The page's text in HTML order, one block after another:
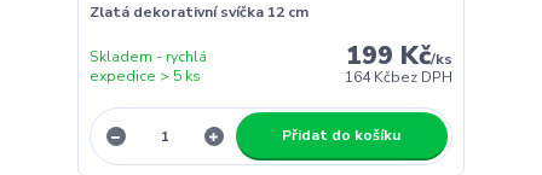
Zlatá dekorativní svíčka 12 cm
199 Kč/ks
164 Kčbez DPH
Skladem - rychlá
expedice > 5 ks
Přidat do košíku